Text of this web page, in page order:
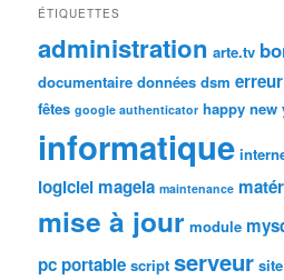
ÉTIQUETTES
administration arte.tv
documentaire données dsm erreur
fêtes google authenticator happy new
informatique
logiciel mageia maintenance
mise à jour module
pc portable script serveur site